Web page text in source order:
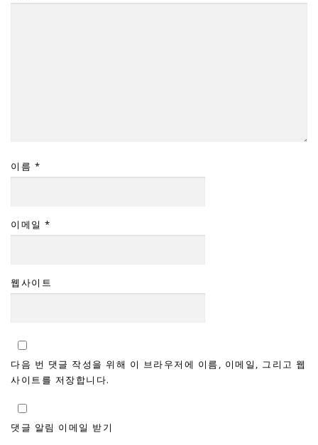
이름 *
이메일 *
웹사이트
다음 번 댓글 작성을 위해 이 브라우저에 이름, 이메일, 그리고 웹
사이트를 저장합니다.
댓글 알림 이메일 받기